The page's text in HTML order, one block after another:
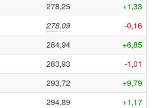
278,25
+1,33
278,09
-0,16
284,94
+6,85
283,93
-1,01
293,72
+9,79
294,89
+1,17